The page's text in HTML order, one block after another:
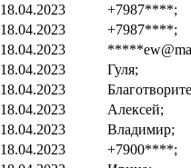
18.04.2023
+7987****;
18.04.2023
+7987****;
18.04.2023
18.04.2023
Гуля;
18.04.2023
18.04.2023
Алексей;
18.04.2023
Владимир;
18.04.2023
+7900****;